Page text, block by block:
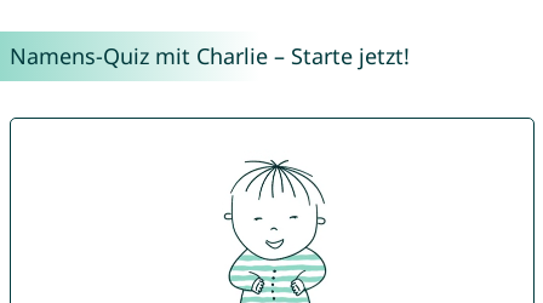
Namens-Quiz mit Charlie – Starte jetzt!